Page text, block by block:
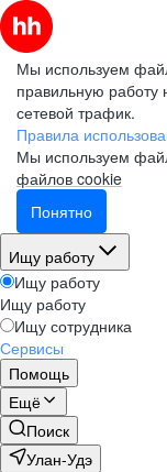
Мы используем
правильную работу
сетевой трафик.
Правила
Мы используем
файлов cookie
Понятно
Ищу работу
Ищу работу
Ищу работу
Ищу сотрудника
Сервисы
Помощь
Ещё
Поиск
Улан-Удэ